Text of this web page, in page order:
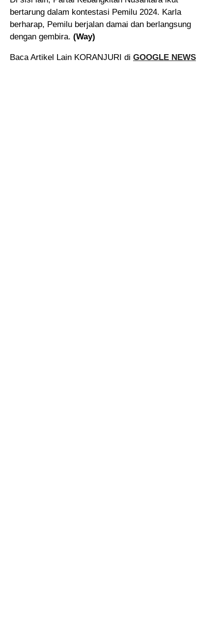
bertarung dalam kontestasi Pemilu 2024. Karla
berharap, Pemilu berjalan damai dan berlangsung
dengan gembira. (Way)
Baca Artikel Lain KORANJURI di GOOGLE NEWS